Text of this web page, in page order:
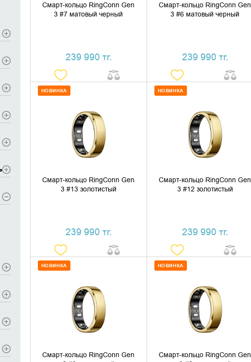
Смарт-кольцо RingConn Gen
3 #7 матовый черный
239 990 тг.
Смарт-кольцо RingConn Gen
3 #6 матовый черный
239 990 тг.
Смарт-кольцо RingConn Gen
3 #13 золотистый
239 990 тг.
НОВИНКА
ДОБАВИТЬ В КОРЗИНУ
КУПИТЬ В 1 КЛИК
Смарт-кольцо RingConn Gen
3 #12 золотистый
239 990 тг.
НОВИНКА
ДОБАВИТЬ В КОРЗИНУ
КУПИТЬ В 1 КЛИК
Смарт-кольцо RingConn Gen
НОВИНКА
ДОБАВИТЬ В КОРЗИНУ
КУПИТЬ В 1 КЛИК
Смарт-кольцо RingConn Gen
НОВИНКА
ДОБАВИТЬ В КОРЗИНУ
КУПИТЬ В 1 КЛИК